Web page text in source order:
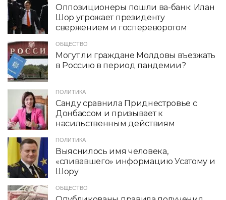
Оппозиционеры пошли ва-банк: Илан
Шор угрожает президенту
свержением и госпереворотом
ОБЩЕСТВО
Могут ли граждане Молдовы въезжать
в Россию в период пандемии?
ПОЛИТИКА
Санду сравнила Приднестровье с
Донбассом и призывает к
насильственным действиям
ПОЛИТИКА
Выяснилось имя человека,
«сливавшего» информацию Усатому и
Шору
ОБЩЕСТВО